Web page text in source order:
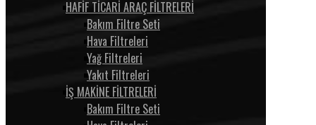
HAFİF TİCARİ ARAÇ FİLTRELERİ
Bakım Filtre Seti
Hava Filtreleri
Yağ Filtreleri
Yakıt Filtreleri
İŞ MAKİNE FİLTRELERİ
Bakım Filtre Seti